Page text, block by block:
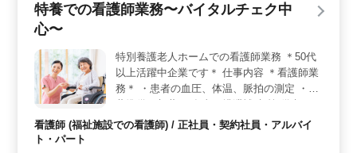
バイタルチェックから医療処置、入浴の介助まで幅広く
担当していただけます。感染症予防や蔓延の防止にも積
務可能な方を歓迎しています。 ＜働きやすい環境
＞ 週5日勤務で、休日も4週8休制度や週休2日制でしっ
かりと休暇をとれます。勤務時間も複数選択可能で、ご
自身のライフスタイルに合わせた働き方ができる環境と
なっています。
特養での看護師業務〜バイタルチェク中
心〜
特別養護老人ホームでの看護師業務 ＊50代
以上活躍中企業です＊ 仕事内容 ＊看護師業
務＊ ・患者の血圧、体温、脈拍の測定 ・配
車通勤可能 ・週休2日制 ・制服支給 看護師
看護師 (福祉施設での看護師) / 正社員・契約社員・アルバイ
ト・パート